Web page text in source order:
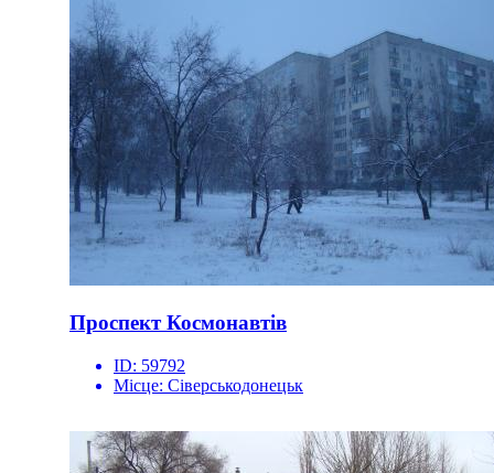
Проспект Космонавтів
ID: 59792
Місце: Сіверськодонецьк